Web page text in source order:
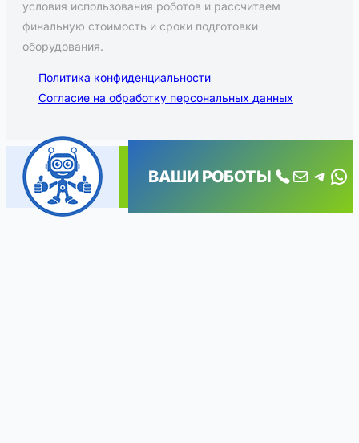
условия использования роботов и рассчитаем
финальную стоимость и сроки подготовки
оборудования.
Политика конфиденциальности
Согласие на обработку персональных данных
ВАШИ РОБОТЫ Почта